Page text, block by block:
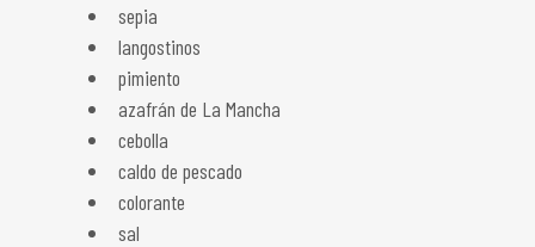
sepia
langostinos
pimiento
azafrán de La Mancha
cebolla
caldo de pescado
colorante
sal